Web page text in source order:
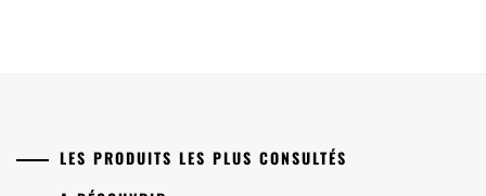
LES PRODUITS LES PLUS CONSULTÉS